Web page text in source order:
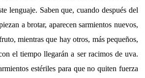
lenguaje. Saben que, cuando después del
a brotar, aparecen sarmientos nuevos,
mientras que hay otros, más pequeños,
el tiempo llegarán a ser racimos de uva.
estériles para que no quiten fuerza